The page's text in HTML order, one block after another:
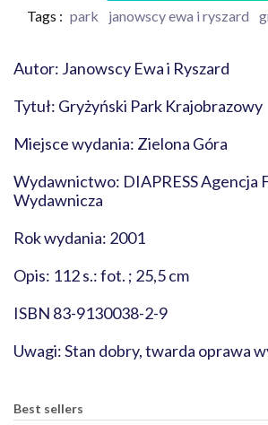
Tags : park janowscy ewa i ryszard
Autor: Janowscy Ewa i Ryszard
Tytuł: Gryżyński Park Krajobrazowy
Miejsce wydania: Zielona Góra
Wydawnictwo: DIAPRESS Agencja
Wydawnicza
Rok wydania: 2001
Opis: 112 s.: fot. ; 25,5 cm
ISBN 83-9130038-2-9
Uwagi: Stan dobry, twarda oprawa
Best sellers